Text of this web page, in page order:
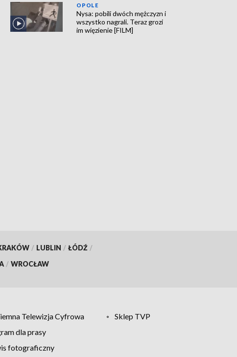
OPOLE
Nysa: pobili dwóch mężczyzn i
wszystko nagrali. Teraz grozi
im więzienie [FILM]
/ LUBLIN / ŁÓDŹ /
/ WROCŁAW
Telewizja Cyfrowa
Sklep TVP
dla prasy
fotograficzny